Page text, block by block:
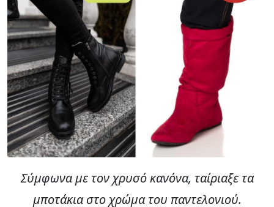
Σύμφωνα με τον χρυσό κανόνα, ταίριαξε τα
μποτάκιαστο χρώμα του παντελονιού.